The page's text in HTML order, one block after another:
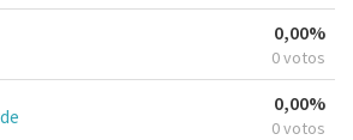
0,00%
0 votos
0,00%
0 votos